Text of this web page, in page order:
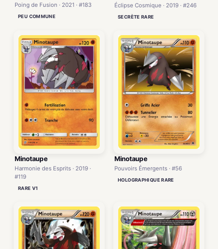
Poing de Fusion · 2021 · #183
PEU COMMUNE
Éclipse Cosmique · 2019 · #246
SECRÈTE RARE
Minotaupe
Harmonie des Esprits · 2019 ·
#119
RARE V1
Minotaupe
Pouvoirs Émergents · #56
HOLOGRAPHIQUE RARE